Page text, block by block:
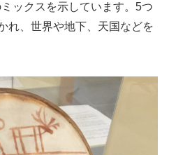
ックスを示しています。5つ
れ、世界や地下、天国などを